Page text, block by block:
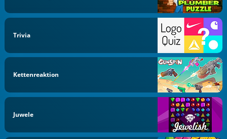
Trivia
Kettenreaktion
Juwele